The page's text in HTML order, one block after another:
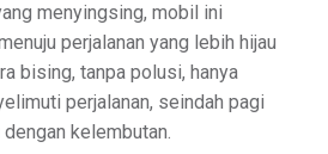
menyingsing, mobil ini
perjalanan yang lebih hijau
bising, tanpa polusi, hanya
perjalanan, seindah pagi
kelembutan.